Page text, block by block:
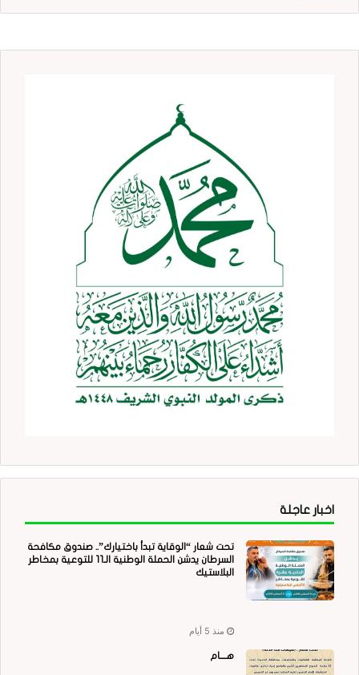
اخبار عاجلة
تحت شعار “الوقاية تبدأ باختيارك”.. صندوق مكافحة
السرطان يدشن الحملة الوطنية الـ11 للتوعية بمخاطر
البلاستيك
منذ 5 أيام
هــــام